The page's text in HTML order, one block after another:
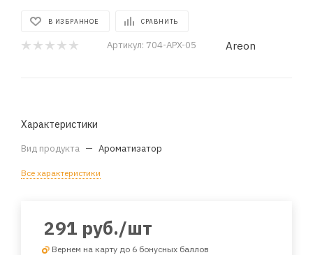
В ИЗБРАННОЕ СРАВНИТЬ
Артикул: 704-APX-05 Areon
Характеристики
Вид продукта — Ароматизатор
Все характеристики
291 руб./шт
Вернем на карту до 6 бонусных баллов